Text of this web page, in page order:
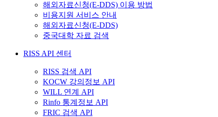
해외자료신청(E-DDS) 이용 방법
비용지원 서비스 안내
해외자료신청(E-DDS)
중국대학 자료 검색
RISS API 센터
RISS 검색 API
KOCW 강의정보 API
WILL 연계 API
Rinfo 통계정보 API
FRIC 검색 API